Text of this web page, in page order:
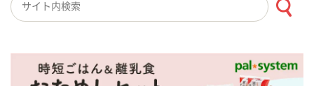
検索キーワード入力